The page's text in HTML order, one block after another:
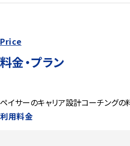
Price
料金・プラン
ペイサーのキャリア設計コーチングの
利用料金